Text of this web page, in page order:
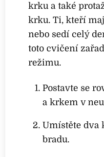
krku a také
krku. Ti, kteří
nebo sedí celý
toto cvičení
režimu.
Postavte se
a krkem v
Umístěte dva
bradu.